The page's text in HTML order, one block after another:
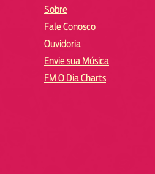
Sobre
Fale Conosco
Ouvidoria
Envie sua Música
FM O Dia Charts